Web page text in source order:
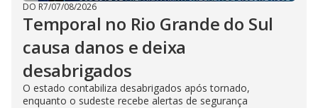
DO R7/07/08/2026
Temporal no Rio Grande do Sul
causa danos e deixa
desabrigados
O estado contabiliza desabrigados após tornado,
enquanto o sudeste recebe alertas de segurança